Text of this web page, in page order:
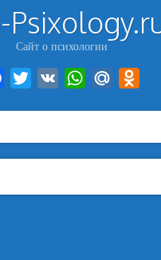
Сайт о психологии
Facebook
Twitter VK WhatsAppMail.Ru